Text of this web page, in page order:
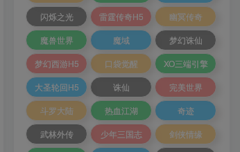
闪烁之光
雷霆传奇H5
幽冥传奇
魔兽世界
魔域
梦幻诛仙
梦幻西游H5
口袋觉醒
XO三端引擎
大圣轮回H5
诛仙
完美世界
斗罗大陆
热血江湖
奇迹
武林外传
少年三国志
剑侠情缘